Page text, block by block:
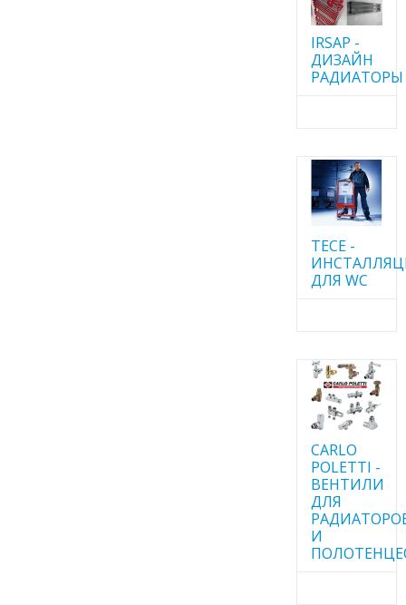
IRSAP -
ДИЗАЙН
РАДИАТОРЫ
TECE -
ДЛЯ WC
CARLO
POLETTI -
ВЕНТИЛИ
ДЛЯ
И